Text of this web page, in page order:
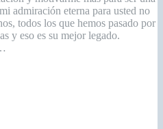
admiración eterna para usted no
todos los que hemos pasado por
y eso es su mejor legado.